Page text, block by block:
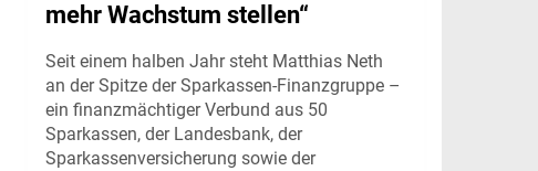
mehr Wachstum stellen“
Seit einem halben Jahr steht Matthias Neth
an der Spitze der Sparkassen-Finanzgruppe –
ein finanzmächtiger Verbund aus 50
Sparkassen, der Landesbank, der
Sparkassenversicherung sowie der